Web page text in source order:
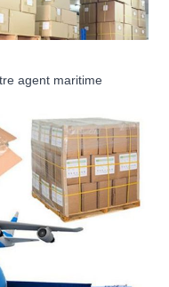
agent maritime